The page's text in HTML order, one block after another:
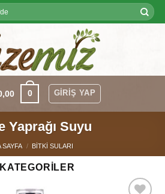
0 GIRIŞ YAP
Yaprağı Suyu
SAYFA / BITKI SULARI
KATEGORILER